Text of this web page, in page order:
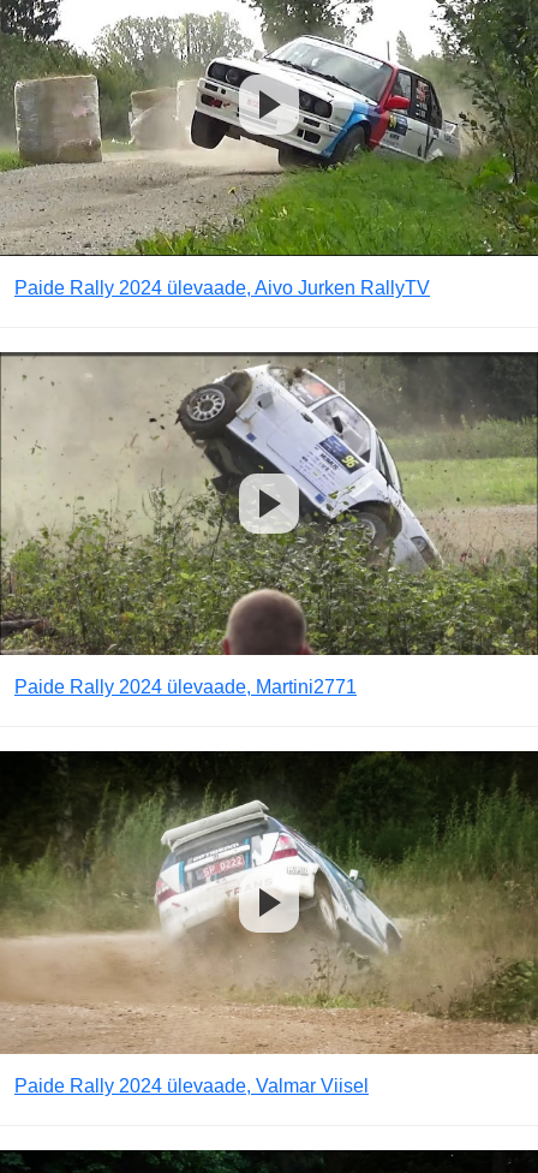
Paide Rally 2024 ülevaade, Aivo Jurken RallyTV
Paide Rally 2024 ülevaade, Martini2771
Paide Rally 2024 ülevaade, Valmar Viisel